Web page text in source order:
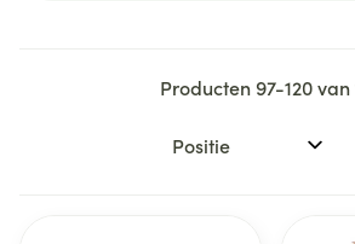
Producten97-120van
Sorteer op: